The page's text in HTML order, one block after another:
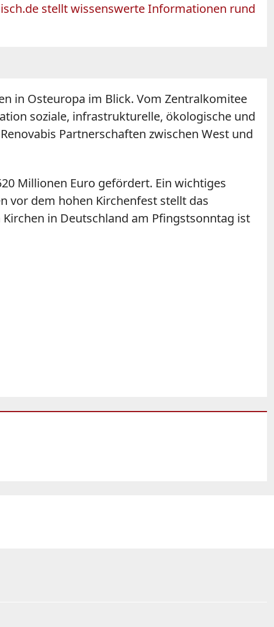
stellt wissenswerte Informationen rund
in Osteuropa im Blick. Vom Zentralkomitee
soziale, infrastrukturelle, ökologische und
Partnerschaften zwischen West und
Millionen Euro gefördert. Ein wichtiges
vor dem hohen Kirchenfest stellt das
in Deutschland am Pfingstsonntag ist